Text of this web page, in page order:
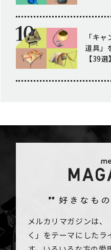
「キ
道具」
【39選】
メルカリマガジンは、
く」をテーマにしたラ